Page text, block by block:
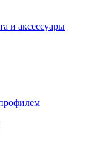
и аксессуары